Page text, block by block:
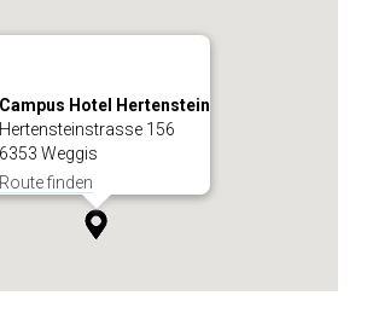
Campus Hotel Hertenstein
Hertensteinstrasse 156
6353 Weggis
Route finden